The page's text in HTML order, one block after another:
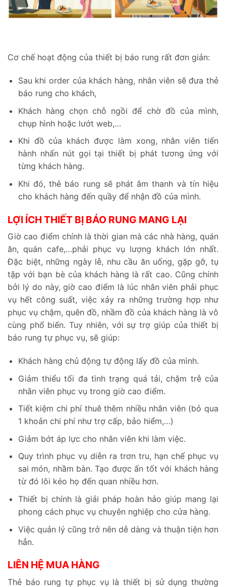
Cơ chế hoạt động của thiết bị báo rung rất đơn giản:
Sau khi order của khách hàng, nhân viên sẽ đưa thẻ
báo rung cho khách,
Khách hàng chọn chỗ ngồi để chờ đồ của mình,
chụp hình hoặc lướt web,…
Khi đồ của khách được làm xong, nhân viên tiến
hành nhấn nút gọi tại thiết bị phát tương ứng với
từng khách hàng.
Khi đó, thẻ báo rung sẽ phát âm thanh và tín hiệu
cho khách hàng đến quầy để nhận đồ của mình.
LỢI ÍCH THIẾT BỊ BÁO RUNG MANG LẠI
Giờ cao điểm chính là thời gian mà các nhà hàng, quán
ăn, quán cafe,…phải phục vụ lượng khách lớn nhất.
Đặc biệt, những ngày lễ, nhu cầu ăn uống, gặp gỡ, tụ
tập với bạn bè của khách hàng là rất cao. Cũng chính
bởi lý do này, giờ cao điểm là lúc nhân viên phải phục
vụ hết công suất, việc xảy ra những trường hợp như
phục vụ chậm, quên đồ, nhầm đồ của khách hàng là vô
cùng phổ biến. Tuy nhiên, với sự trợ giúp của thiết bị
báo rung tự phục vụ, sẽ giúp:
Khách hàng chủ động tự động lấy đồ của mình.
Giảm thiểu tối đa tình trạng quá tải, chậm trễ của
nhân viên phục vụ trong giờ cao điểm.
Tiết kiệm chi phí thuê thêm nhiều nhân viên (bỏ qua
1 khoản chi phí như trợ cấp, bảo hiểm,…)
Giảm bớt áp lực cho nhân viên khi làm việc.
Quy trình phục vụ diễn ra trơn tru, hạn chế phục vụ
sai món, nhầm bàn. Tạo được ấn tốt với khách hàng
từ đó lôi kéo họ đến quan nhiều hơn.
Thiết bị chính là giải pháp hoàn hảo giúp mang lại
phong cách phục vụ chuyên nghiệp cho cửa hàng.
Việc quản lý cũng trở nên dễ dàng và thuận tiện hơn
hẳn.
LIÊN HỆ MUA HÀNG
Thẻ báo rung tự phục vụ là thiết bị sử dụng thường